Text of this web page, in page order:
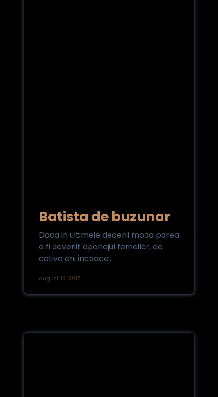
Batista de buzunar
Daca in ultimele decenii moda parea
a fi devenit apanajul femeilor, de
cativa ani incoace...
august 18, 2017